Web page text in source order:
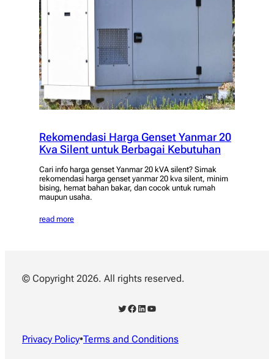
Rekomendasi Harga Genset Yanmar 20
Kva Silent untuk Berbagai Kebutuhan
Cari info harga genset Yanmar 20 kVA silent? Simak
rekomendasi harga genset yanmar 20 kva silent, minim
bising, hemat bahan bakar, dan cocok untuk rumah
maupun usaha.
read more
© Copyright 2026. All rights reserved.
Twitter Facebook LinkedIn YouTube
Privacy Policy•Terms and Conditions